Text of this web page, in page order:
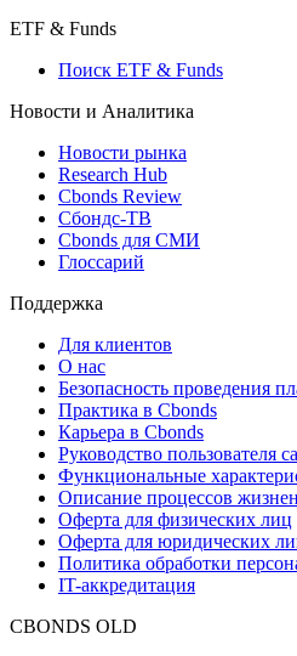
Макроэкономика
Виджет: Карта процентных
ETF & Funds
Поиск ETF & Funds
Новости и Аналитика
Новости рынка
Research Hub
Сбондс-ТВ
Глоссарий
Поддержка
Для клиентов
О нас
Безопасность проведения
Практика в Cbonds
Карьера в Cbonds
Руководство пользователя
Функциональные
Описание процессов
Оферта для юридических лиц